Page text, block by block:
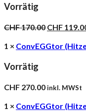
Vorrätig
CHF170.00
war:
CHF
1 × ConvEGGtor
Vorrätig
CHF 270.00inkl. MWSt
1 × ConvEGGtor